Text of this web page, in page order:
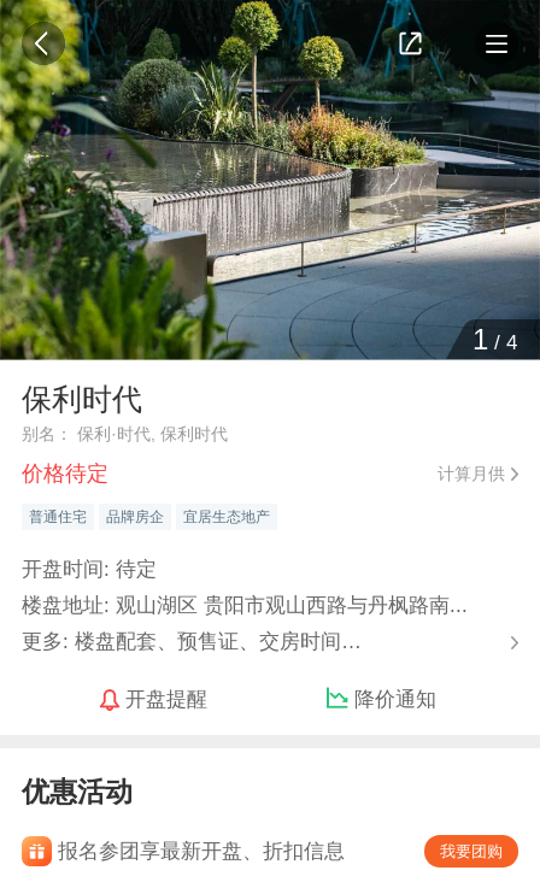
1/ 4
保利时代
别名： 保利·时代, 保利时代
价格待定 计算月供
普通住宅 品牌房企 宜居生态地产
开盘时间: 待定
楼盘地址: 观山湖区 贵阳市观山西路与丹枫路南...
更多: 楼盘配套、预售证、交房时间…
开盘提醒 降价通知
优惠活动
报名参团享最新开盘、折扣信息 我要团购